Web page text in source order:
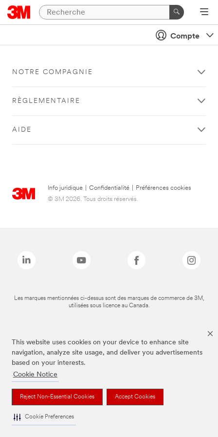
This website uses cookies on your device to enhance site
navigation, analyze site usage, and deliver you advertisements
based on your interests.
Cookie Notice
Reject Non-Essential Cookies Accept Cookies
Cookie Preferences
Compte
NOTRE COMPAGNIE
RÈGLEMENTAIRE
AIDE
Info juridique Confidentialité
Préférences cookies
© 3M 2026. Tous droits réservés.
Les marques mentionnées ci-dessus sont des marques de commerce de 3M,
utilisées sous licence au Canada.